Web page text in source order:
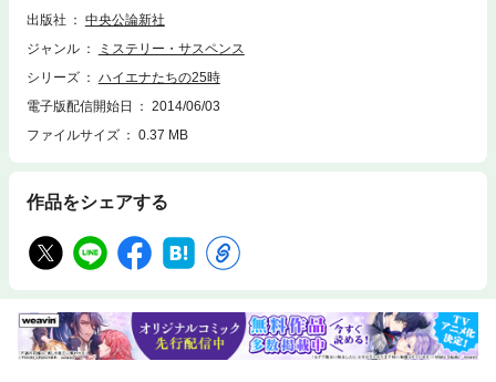
出版社
中央公論新社
ジャンル
ミステリー・サスペンス
シリーズ
ハイエナたちの25時
電子版配信開始日
2014/06/03
ファイルサイズ
0.37 MB
作品をシェアする